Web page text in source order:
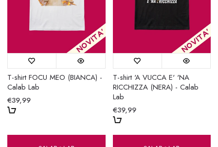
T-shirt FOCU MEO (BIANCA) -
Calab Lab
€39,99
T-shirt 'A VUCCA E' 'NA
RICCHIZZA (NERA) - Calab
Lab
€39,99